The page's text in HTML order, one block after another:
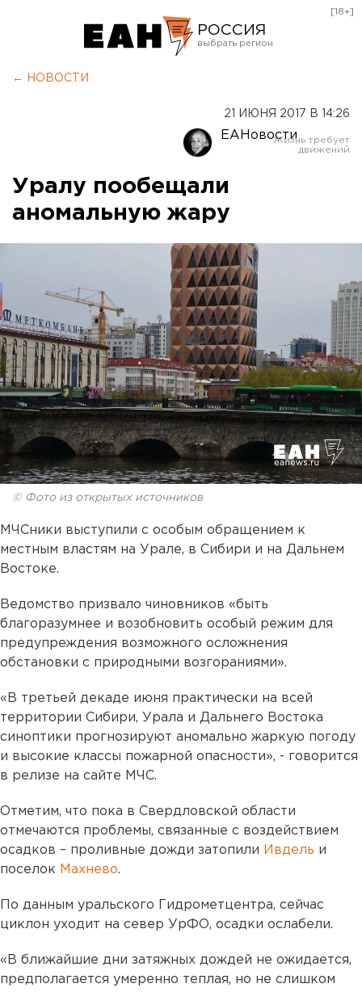
РОССИЯ
Оренбург
[18+]
← НОВОСТИ
21 ИЮНЯ 2017 В 14:26
ЕАНовости
Уралу пообещали
аномальную жару
© Фото из открытых источников
МЧСники выступили с особым обращением к
местным властям на Урале, в Сибири и на Дальнем
Востоке.
Ведомство призвало чиновников «быть
благоразумнее и возобновить особый режим для
предупреждения возможного осложнения
обстановки с природными возгораниями».
«В третьей декаде июня практически на всей
территории Сибири, Урала и Дальнего Востока
синоптики прогнозируют аномально жаркую погоду
и высокие классы пожарной опасности», - говорится
в релизе на сайте МЧС.
Отметим, что пока в Свердловской области
отмечаются проблемы, связанные с воздействием
осадков – проливные дожди затопили Ивдель и
поселок Махнево.
По данным уральского Гидрометцентра, сейчас
циклон уходит на север УрФО, осадки ослабели.
«В ближайшие дни затяжных дождей не ожидается,
предполагается умеренно теплая, но не слишком